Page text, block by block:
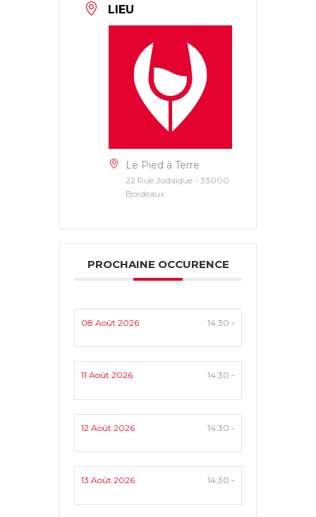
LIEU
Le Pied à Terre
22 Rue Judaïque - 33000
Bordeaux
PROCHAINE OCCURENCE
08 Août 2026 14:30 -
11 Août 2026 14:30 -
12 Août 2026 14:30 -
13 Août 2026 14:30 -